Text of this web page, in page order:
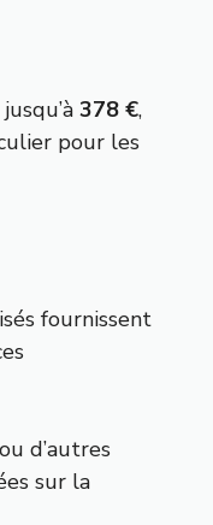
378 €,
pour les
fournissent
d’autres
sur la